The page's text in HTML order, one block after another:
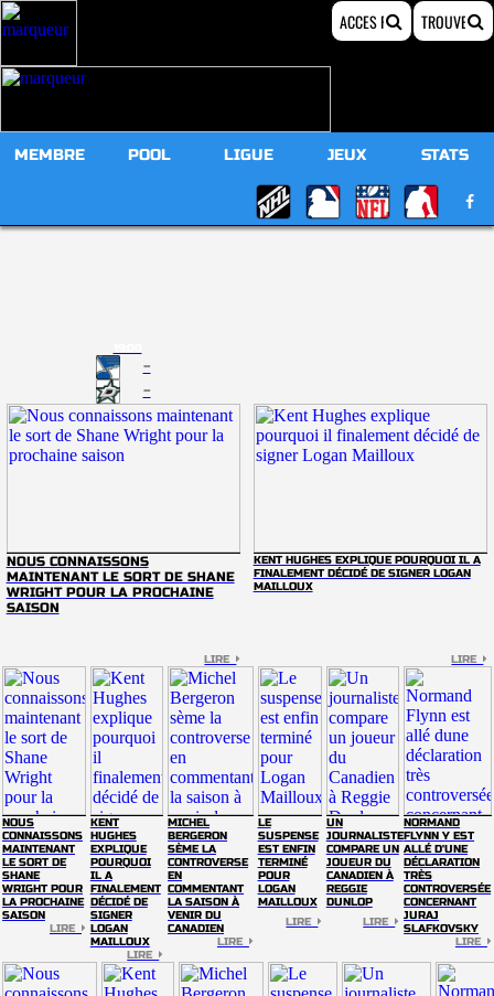
MEMBRE POOL LIGUE JEUX STATS
-
-
NOUS CONNAISSONS
MAINTENANT LE SORT DE SHANE
WRIGHT POUR LA PROCHAINE
SAISON
LIRE
KENT HUGHES EXPLIQUE POURQUOI IL A
FINALEMENT DÉCIDÉ DE SIGNER LOGAN
MAILLOUX
LIRE
NOUS
CONNAISSONS
MAINTENANT
LE SORT DE
SHANE
WRIGHT POUR
LA PROCHAINE
SAISON
LIRE
KENT
HUGHES
EXPLIQUE
POURQUOI
IL A
FINALEMENT
DÉCIDÉ DE
SIGNER
LOGAN
MAILLOUX
LIRE
MICHEL
BERGERON
SÈME LA
CONTROVERSE
EN
COMMENTANT
LA SAISON À
VENIR DU
CANADIEN
LIRE
LE
SUSPENSE
EST ENFIN
TERMINÉ
POUR
LOGAN
MAILLOUX
LIRE
UN
JOURNALISTE
COMPARE UN
JOUEUR DU
CANADIEN À
REGGIE
DUNLOP
LIRE
NORMAND
FLYNN Y EST
ALLÉ D'UNE
DÉCLARATION
TRÈS
CONTROVERSÉE
CONCERNANT
JURAJ
SLAFKOVSKY
LIRE